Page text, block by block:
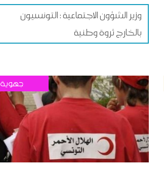
وزير الشؤون الاجتماعية : التونسيون
بالخارج ثروة وطنية
جهوية